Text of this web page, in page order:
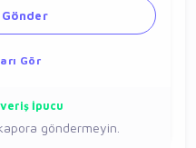
Gör
İpucu
göndermeyin.